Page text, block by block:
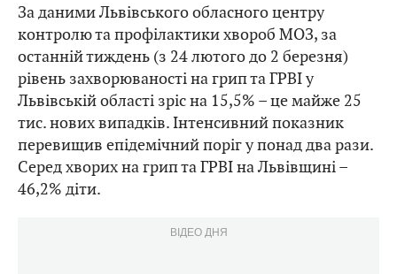
За даними Львівського обласного центру
контролю та профілактики хвороб МОЗ, за
останній тиждень (з 24 лютого до 2 березня)
рівень захворюваності на грип та ГРВІ у
Львівській області зріс на 15,5% – це майже 25
тис. нових випадків. Інтенсивний показник
перевищив епідемічний поріг у понад два рази.
Серед хворих на грип та ГРВІ на Львівщині –
46,2% діти.
ВІДЕО ДНЯ